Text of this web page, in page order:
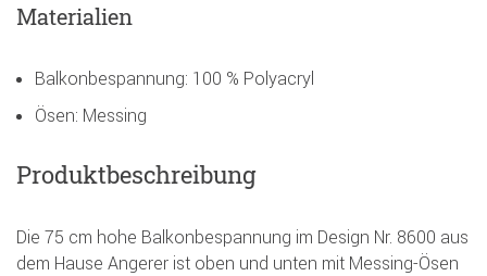
Materialien
Balkonbespannung: 100 % Polyacryl
Ösen: Messing
Produktbeschreibung
Die 75 cm hohe Balkonbespannung im Design Nr. 8600 aus
dem Hause Angerer ist oben und unten mit Messing-Ösen